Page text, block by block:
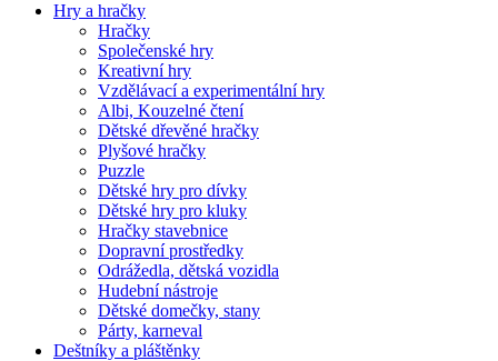
Hry a hračky
Hračky
Společenské hry
Kreativní hry
Vzdělávací a experimentální hry
Albi, Kouzelné čtení
Dětské dřevěné hračky
Plyšové hračky
Puzzle
Dětské hry pro dívky
Dětské hry pro kluky
Hračky stavebnice
Dopravní prostředky
Odrážedla, dětská vozidla
Hudební nástroje
Dětské domečky, stany
Párty, karneval
Deštníky a pláštěnky